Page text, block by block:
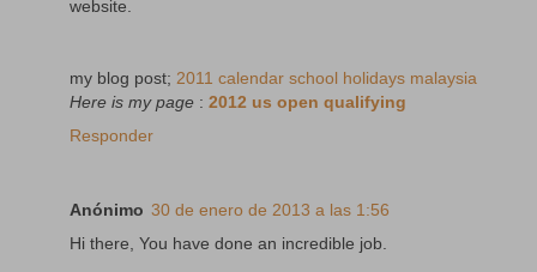
website.
my blog post; 2011 calendar school holidays malaysia
Here is my page : 2012 us open qualifying
Responder
Anónimo 30 de enero de 2013 a las 1:56
Hi there, You have done an incredible job.